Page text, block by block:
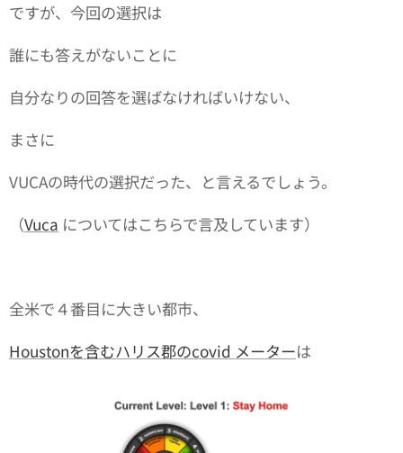
ですが、今回の選択は
誰にも答えがないことに
自分なりの回答を選ばなければいけない、
まさに
VUCAの時代の選択だった、と言えるでしょう。
（Vuca についてはこちらで言及しています）
全米で４番目に大きい都市、
Houstonを含むハリス郡のcovid メーターは